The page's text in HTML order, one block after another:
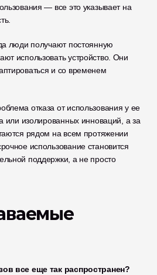
— все это указывает на
люди получают постоянную
использовать устройство. Они
и со временем
отказа от использования у ее
или изолированных инноваций, а за
рядом на всем протяжении
использование становится
поддержки, а не просто
все еще так распространен?